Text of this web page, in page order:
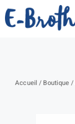
Passer
au
Accueil / Boutique /